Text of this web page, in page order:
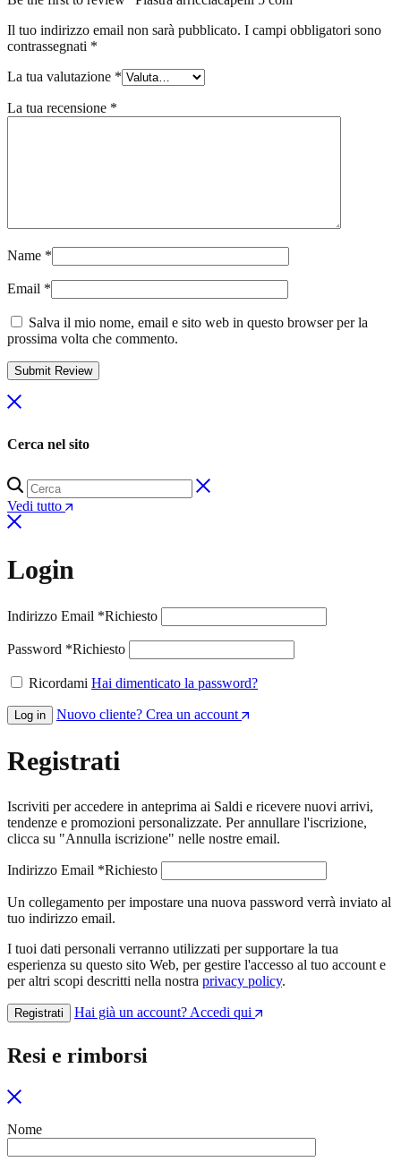
Il tuo indirizzo email non sarà pubblicato. I campi obbligatori sono
contrassegnati *
La tua valutazione *
La tua recensione *
Name *
Email *
Salva il mio nome, email e sito web in questo browser per la
prossima volta che commento.
Cerca nel sito
Vedi tutto
Login
Indirizzo Email *Richiesto
Password *Richiesto
Ricordami Hai dimenticato la password?
Log in Nuovo cliente? Crea un account
Registrati
Iscriviti per accedere in anteprima ai Saldi e ricevere nuovi arrivi,
tendenze e promozioni personalizzate. Per annullare l'iscrizione,
clicca su "Annulla iscrizione" nelle nostre email.
Indirizzo Email *Richiesto
Un collegamento per impostare una nuova password verrà inviato al
tuo indirizzo email.
I tuoi dati personali verranno utilizzati per supportare la tua
esperienza su questo sito Web, per gestire l'accesso al tuo account e
per altri scopi descritti nella nostra privacy policy.
Registrati Hai già un account? Accedi qui
Resi e rimborsi
Nome